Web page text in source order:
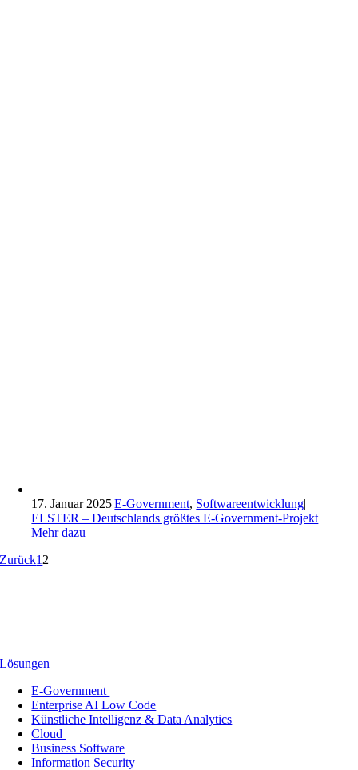
17. Januar 2025|E-Government, Softwareentwicklung|
ELSTER – Deutschlands größtes E-Government-Projekt
Mehr dazu
Zurück1 2
Lösungen
E-Government
Enterprise AI Low Code
Künstliche Intelligenz & Data Analytics
Cloud
Business Software
Information Security